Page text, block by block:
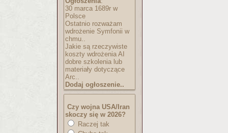
30 marca 1689r w
Polsce
Ostatnio rozważam
wdrożenie Symfonii w
chmu..
Jakie są rzeczywiste
koszty wdrożenia AI
dobre szkolenia lub
materiały dotyczące
Arc..
Dodaj ogłoszenie..
Czy wojna USA/Iran
skoczy się w 2026?
Raczej tak